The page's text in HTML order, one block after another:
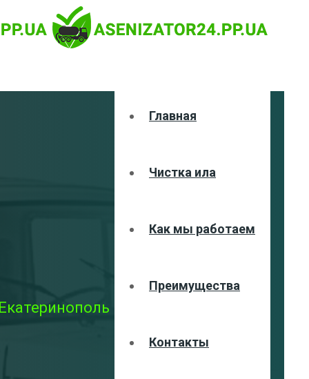
Главная
Чистка ила
Как мы работаем
Преимущества
Контакты